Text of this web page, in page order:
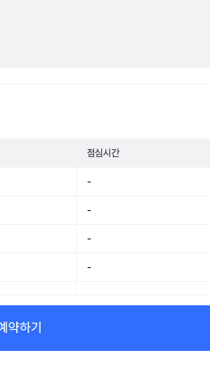
점심시간
-
-
-
-
-
약하기